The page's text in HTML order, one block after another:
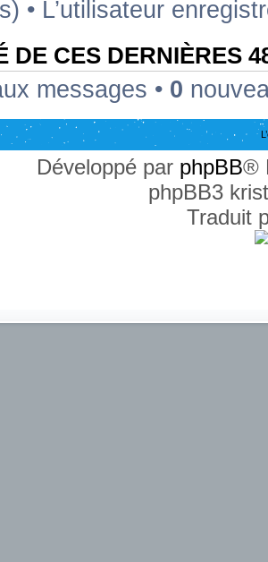
• L’utilisateur
DE CES DERNIÈRES
messages • 0
Développé par phpBB®
phpBB3
Traduit